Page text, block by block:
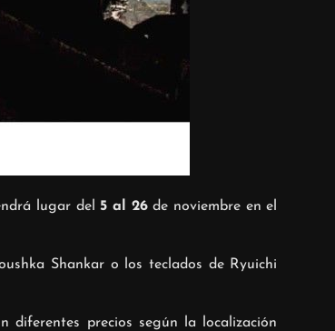
lugar del5 al 26de noviembre en el
Shankar o los teclados de Ryuichi
diferentes precios según la localización